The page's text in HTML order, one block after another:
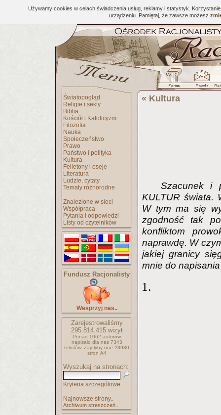
Używamy cookies w celach świadczenia usług, reklamy i statystyk.
urządzeniu. Pamiętaj, że zawsze możesz
Światopogląd
Religie i sekty
Biblia
Kościół i Katolicyzm
Filozofia
Nauka
Społeczeństwo
Prawo
Państwo i polityka
Kultura
Felietony i eseje
Literatura
Ludzie, cytaty
Tematy różnorodne
Znalezione w sieci
Współpraca
Pytania i odpowiedzi
Listy od czytelników
Fundusz Racjonalisty
Wesprzyj nas..
Zarejestrowaliśmy
295.814.415wizyt
Ponad 1062 autorów
napisało dla nas 7343
tekstów. Zajęłyby one 28930
stron A4
Wyszukaj na stronach:
Kryteria szczegółowe
Najnowsze strony..
Archiwum streszczeń..
« Kultura
Szacunek i
KULTUR świata.
W tym ma się
zgodność tak
konfliktom
naprawdę. W
jakiej granicy
mnie do
1.